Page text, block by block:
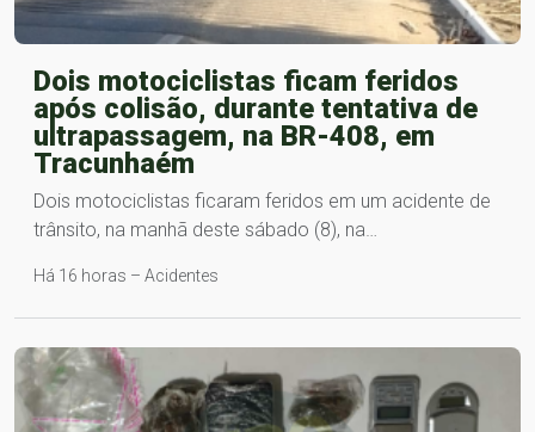
Dois motociclistas ficam feridos
após colisão, durante tentativa de
ultrapassagem, na BR-408, em
Tracunhaém
Dois motociclistas ficaram feridos em um acidente de
trânsito, na manhã deste sábado (8), na…
Há 16 horas – Acidentes